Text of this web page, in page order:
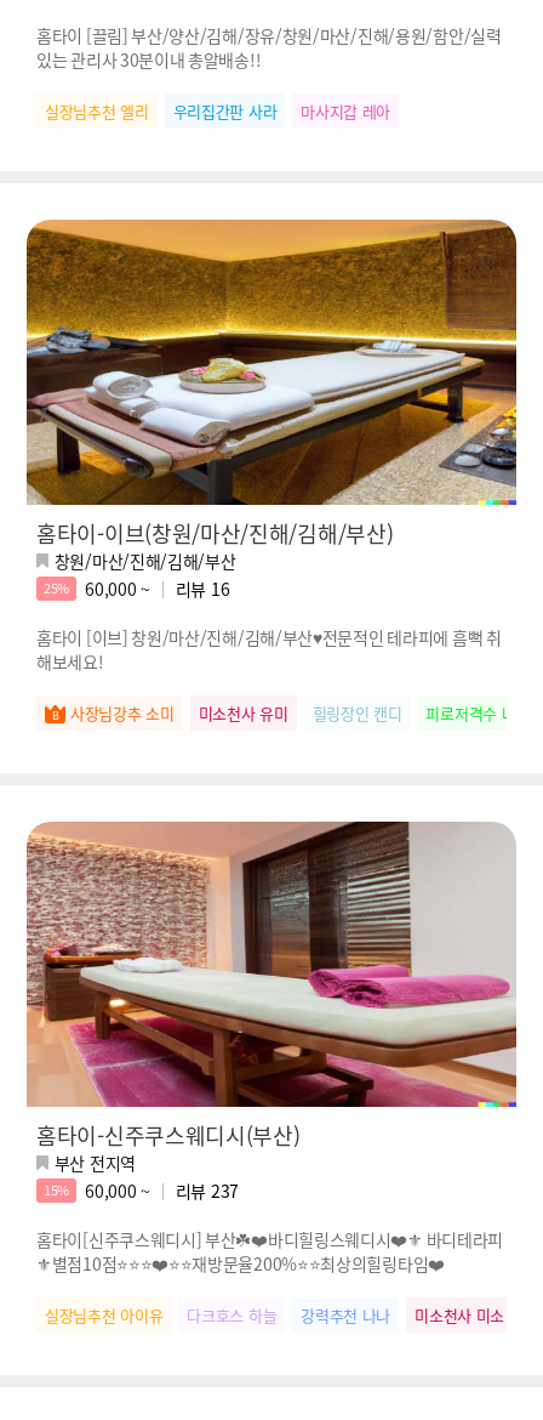
홈타이 [끌림] 부산/양산/김해/장유/창원/마산/진해/용원/함안/실력
있는 관리사 30분이내 총알배송!!
실장님추천 엘리 우리집간판 사라 마사지갑 레아
홈타이-이브(창원/마산/진해/김해/부산)
창원/마산/진해/김해/부산
25% 60,000 ~ 리뷰 16
홈타이 [이브] 창원/마산/진해/김해/부산♥전문적인 테라피에 흠뻑 취
해보세요!
사장님강추 소미 미소천사 유미 힐링장인 캔디 피로저격수 나나
홈타이-신주쿠스웨디시(부산)
부산 전지역
15% 60,000 ~ 리뷰 237
홈타이[신주쿠스웨디시] 부산☘️❤️바디힐링스웨디시❤️⚜️ 바디테라피
⚜️별점10점⭐⭐⭐❤️⭐⭐재방문율200%⭐⭐최상의힐링타임❤️
실장님추천 아이유 다크호스 하늘 강력추천 나나 미소천사 미소